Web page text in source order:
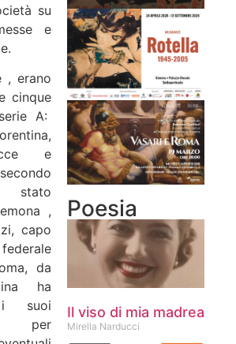
su
e
, erano
cinque
A:
e
stato
,
capo
da
ha
suoi
per
Poesia
Il viso di mia madrea
Mirella Narducci